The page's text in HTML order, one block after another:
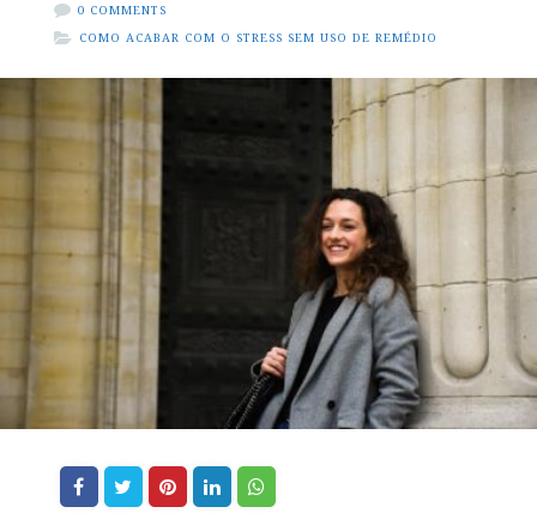
0 COMMENTS
COMO ACABAR COM O STRESS SEM USO DE REMÉDIO